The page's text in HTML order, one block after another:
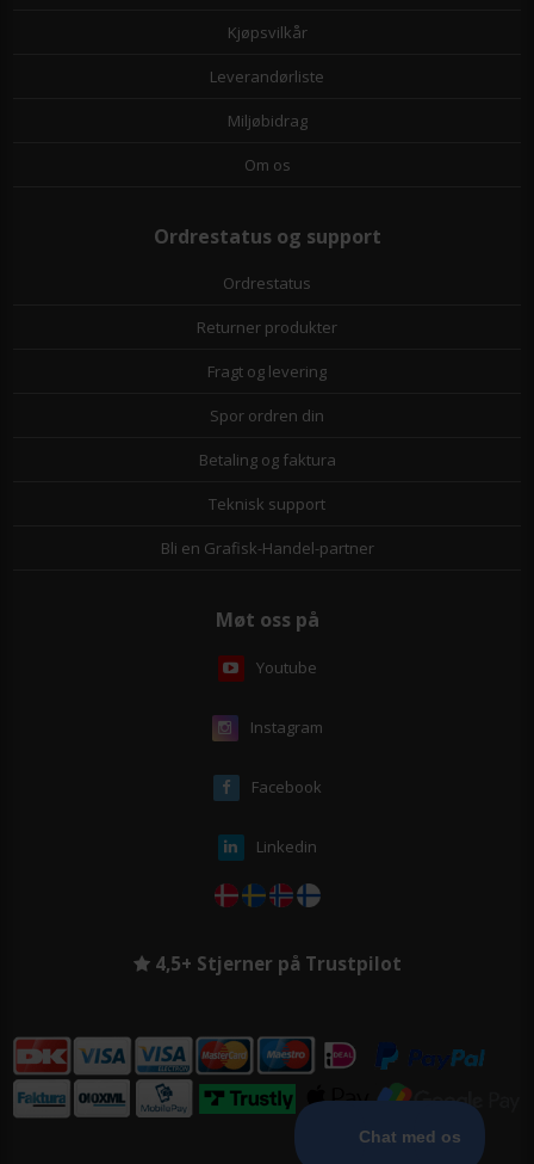
Kjøpsvilkår
Leverandørliste
Miljøbidrag
Om os
Ordrestatus og support
Ordrestatus
Returner produkter
Fragt og levering
Spor ordren din
Betaling og faktura
Teknisk support
Bli en Grafisk-Handel-partner
Møt oss på
Youtube
Instagram
Facebook
Linkedin
4,5+ Stjerner på Trustpilot